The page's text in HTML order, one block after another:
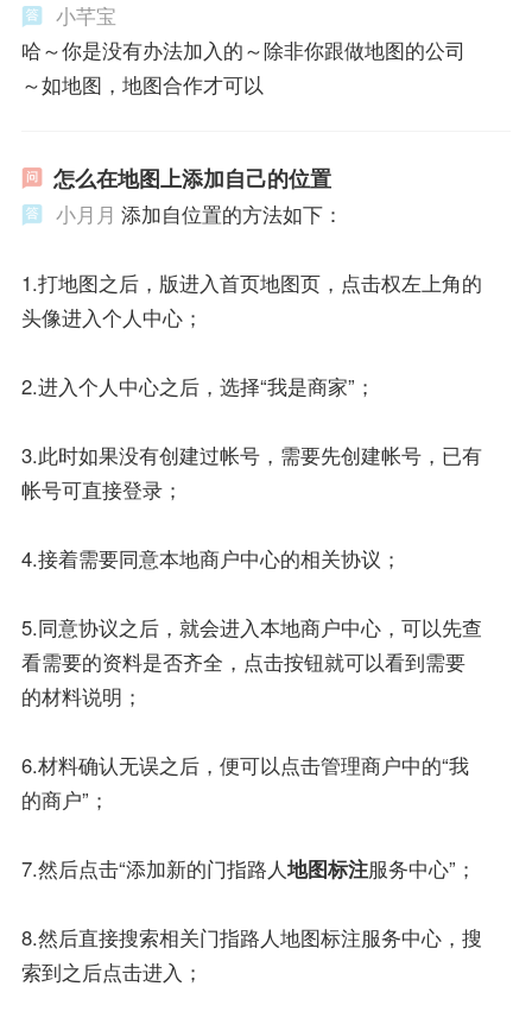
小芊宝
哈～你是没有办法加入的～除非你跟做地图的公司
～如地图，地图合作才可以
怎么在地图上添加自己的位置
小月月 添加自位置的方法如下：
1.打地图之后，版进入首页地图页，点击权左上角的
头像进入个人中心；
2.进入个人中心之后，选择“我是商家”；
3.此时如果没有创建过帐号，需要先创建帐号，已有
帐号可直接登录；
4.接着需要同意本地商户中心的相关协议；
5.同意协议之后，就会进入本地商户中心，可以先查
看需要的资料是否齐全，点击按钮就可以看到需要
的材料说明；
6.材料确认无误之后，便可以点击管理商户中的“我
的商户”；
7.然后点击“添加新的门指路人地图标注服务中心”；
8.然后直接搜索相关门指路人地图标注服务中心，搜
索到之后点击进入；